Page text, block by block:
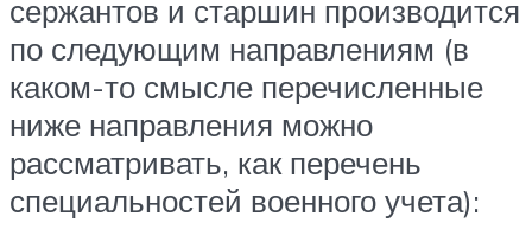
сержантов и старшин производится
по следующим направлениям (в
каком-то смысле перечисленные
ниже направления можно
рассматривать, как перечень
специальностей военного учета):